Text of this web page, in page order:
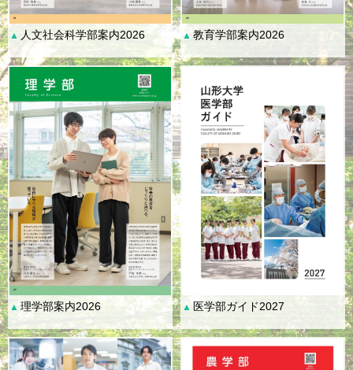
▲ 人文社会科学部案内2026 ▲ 教育学部案内2026
▲理学部案内2026 ▲ 医学部ガイド2027